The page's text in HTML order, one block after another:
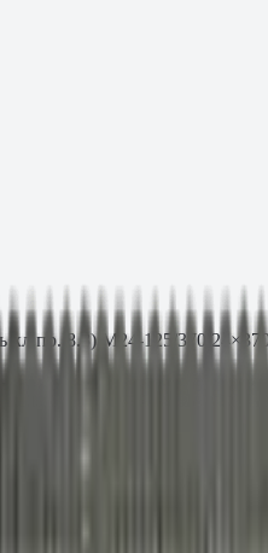
8.8) M24-125/370
сталь кл.пр.
объёма и текущей